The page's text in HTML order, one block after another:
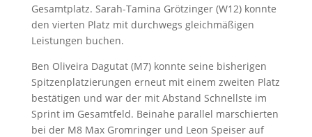
Gesamtplatz. Sarah-Tamina Grötzinger (W12) konnte
den vierten Platz mit durchwegs gleichmäßigen
Leistungen buchen.
Ben Oliveira Dagutat (M7) konnte seine bisherigen
Spitzenplatzierungen erneut mit einem zweiten Platz
bestätigen und war der mit Abstand Schnellste im
Sprint im Gesamtfeld. Beinahe parallel marschierten
bei der M8 Max Gromringer und Leon Speiser auf